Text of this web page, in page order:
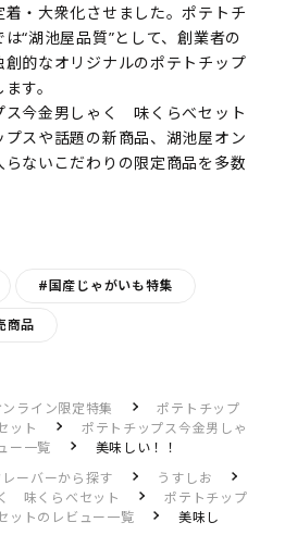
・大衆化させました。ポテトチ
“湖池屋品質”として、創業者の
的なオリジナルのポテトチップ
す。
ス今金男しゃく 味くらべセット
スや話題の新商品、湖池屋オン
ないこだわりの限定商品を多数
#国産じゃがいも特集
商品
ンライン限定特集
ポテトチップ
ット
ポテトチップス今金男しゃ
ー一覧
美味しい！！
レーバーから探す
うすしお
味くらべセット
ポテトチップ
ットのレビュー一覧
美味し